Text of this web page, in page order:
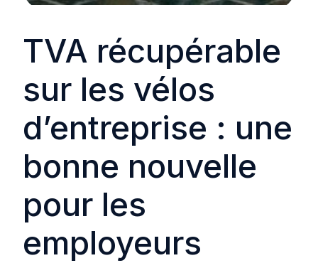
TVA récupérable
sur les vélos
d’entreprise : une
bonne nouvelle
pour les
employeurs